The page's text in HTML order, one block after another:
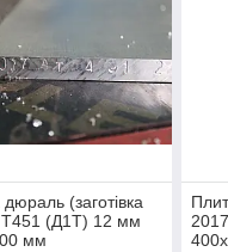
(заготівка
(Д1Т) 12 мм
мм